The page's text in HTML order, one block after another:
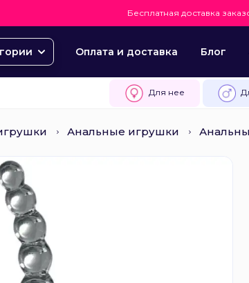
Бесплатная доставка
Оплата и доставка Блог
Для нее
Анальные игрушки